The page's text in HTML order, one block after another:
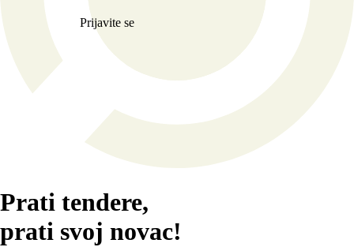
Prati tendere,
prati svoj novac!
Prijavite se